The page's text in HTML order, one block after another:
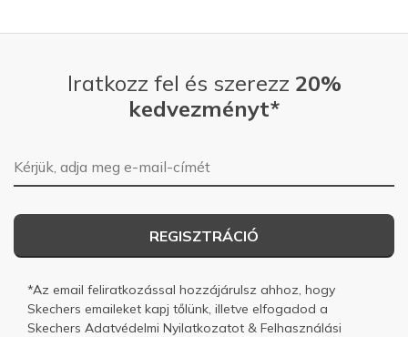
Iratkozz fel és szerezz 20%
kedvezményt*
E-mail-cím
REGISZTRÁCIÓ
*Az email feliratkozással hozzájárulsz ahhoz, hogy
Skechers emaileket kapj tőlünk, illetve elfogadod a
Skechers Adatvédelmi Nyilatkozatot & Felhasználási